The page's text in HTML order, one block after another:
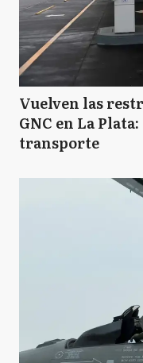
GA
GP
HY
Vuelven las
GNC en La
transporte